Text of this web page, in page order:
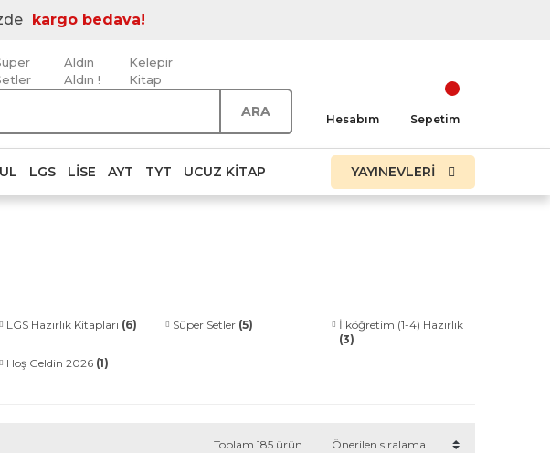
kargo bedava!
Aldın
Aldın !
Kelepir
Kitap
ARA Hesabım Sepetim
LGS LISE AYT TYT UCUZ KITAP YAYINEVLERİ
LGS Hazırlık Kitapları (6) Süper Setler (5)
İlköğretim (1-4) Hazırlık
(3)
Hoş Geldin 2026 (1)
Toplam 185 ürün